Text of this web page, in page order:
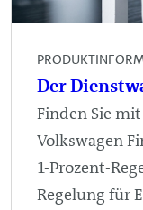
Der
Finden Sie
Volkswagen
1-Prozent-
Regelung für